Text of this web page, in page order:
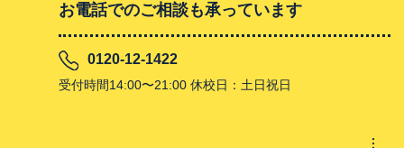
お電話でのご相談も承っています
0120-12-1422
受付時間14:00〜21:00 休校日：土日祝日